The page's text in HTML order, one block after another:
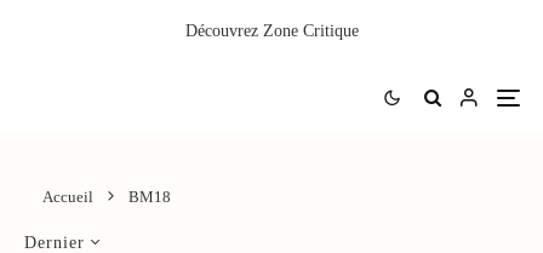
Découvrez Zone Critique
Accueil BM18
Dernier